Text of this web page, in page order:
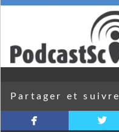
Partager et suivre
facebook twitterbird